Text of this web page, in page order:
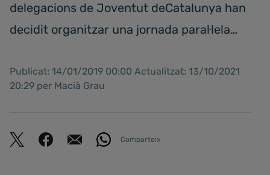
delegacions de Joventut deCatalunya han
decidit organitzar una jornada paral·lela…
Publicat: 14/01/2019 00:00 Actualitzat: 13/10/2021
20:29 per Macià Grau
Comparteix